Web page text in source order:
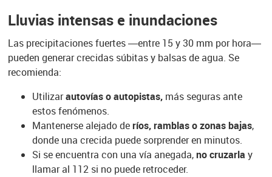
Lluvias intensas e inundaciones
Las precipitaciones fuertes —entre 15 y 30 mm por hora—
pueden generar crecidas súbitas y balsas de agua. Se
recomienda:
Utilizarautovías o autopistas,más seguras ante
estos fenómenos.
Mantenerse alejado deríos, ramblas o zonas bajas,
donde una crecida puede sorprender en minutos.
Si se encuentra con una vía anegada,no cruzarla y
llamar al 112 si no puede retroceder.